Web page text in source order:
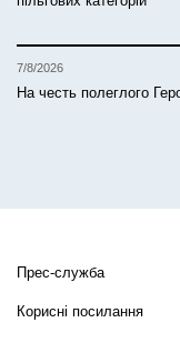
7/8/2026
На честь полеглого
Прес-служба
Корисні посилання